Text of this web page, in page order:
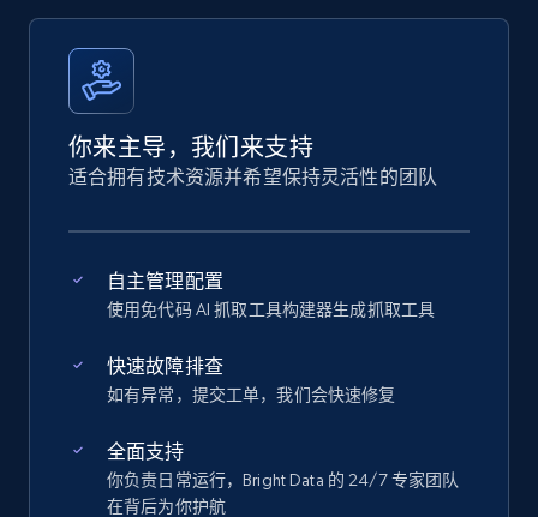
你来主导，我们来支持
适合拥有技术资源并希望保持灵活性的团队
自主管理配置
使用免代码 AI 抓取工具构建器生成抓取工具
快速故障排查
如有异常，提交工单，我们会快速修复
全面支持
你负责日常运行，Bright Data 的 24/7 专家团队
在背后为你护航